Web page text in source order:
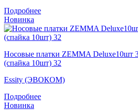
Подробнее
Новинка
Носовые платки ZEMMA Deluxe10шт
(спайка 10шт) 32
Essity (ЭВОКОМ)
Подробнее
Новинка